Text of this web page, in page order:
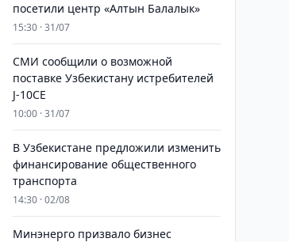
посетили центр «Алтын Балалык»
15:30 · 31/07
СМИ сообщили о возможной
поставке Узбекистану истребителей
J-10CE
10:00 · 31/07
В Узбекистане предложили изменить
финансирование общественного
транспорта
14:30 · 02/08
Минэнерго призвало бизнес